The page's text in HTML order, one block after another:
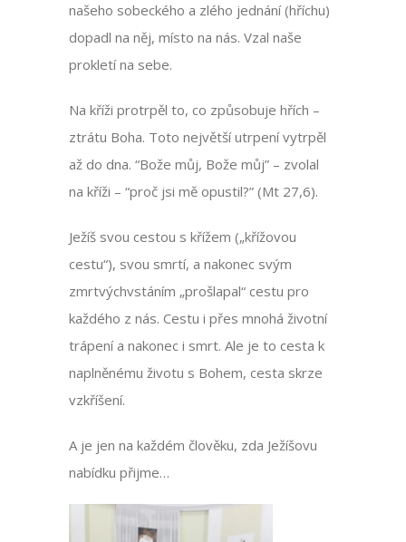
našeho sobeckého a zlého jednání (hříchu)
dopadl na něj, místo na nás. Vzal naše
prokletí na sebe.
Na kříži protrpěl to, co způsobuje hřích –
ztrátu Boha. Toto největší utrpení vytrpěl
až do dna. “Bože můj, Bože můj” – zvolal
na kříži – “proč jsi mě opustil?” (Mt 27,6).
Ježíš svou cestou s křížem („křížovou
cestu“), svou smrtí, a nakonec svým
zmrtvýchvstáním „prošlapal“ cestu pro
každého z nás. Cestu i přes mnohá životní
trápení a nakonec i smrt. Ale je to cesta k
naplněnému životu s Bohem, cesta skrze
vzkříšení.
A je jen na každém člověku, zda Ježíšovu
nabídku přijme…